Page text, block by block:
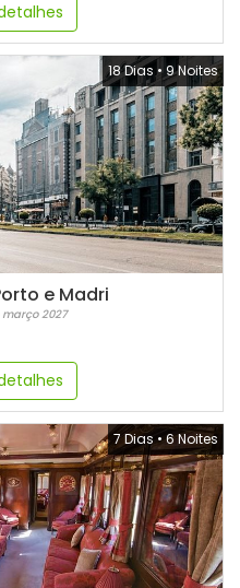
18 Dias • 9 Noites
e Madri
2027
7 Dias •6 Noites